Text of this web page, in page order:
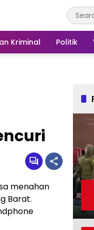
Kriminal Politik
menahan
Barat.